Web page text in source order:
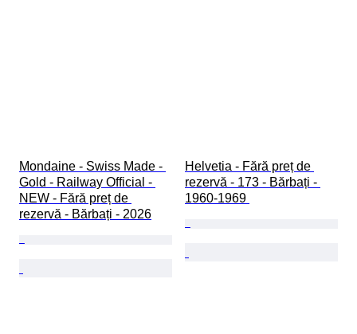
Mondaine - Swiss Made -
Gold - Railway Official -
NEW - Fără preț de
rezervă - Bărbați - 2026
Helvetia - Fără preț de
rezervă - 173 - Bărbați -
1960-1969